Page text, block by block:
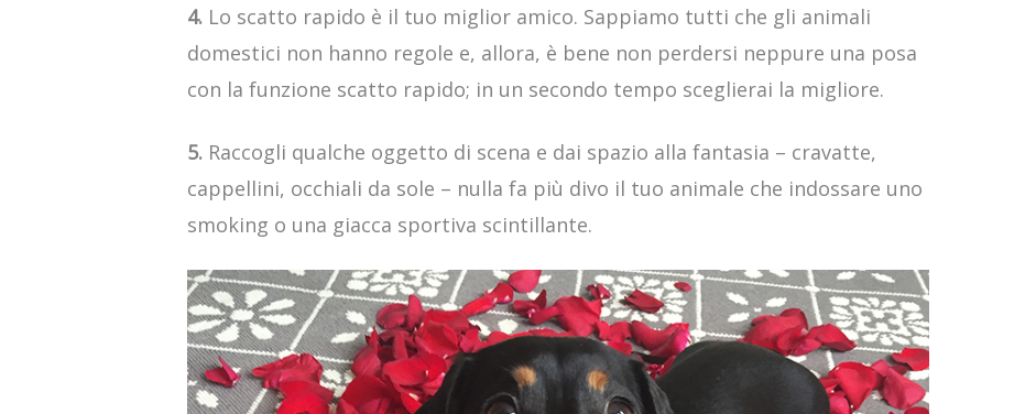
4. Lo scatto rapido è il tuo miglior amico. Sappiamo tutti che gli animali
domestici non hanno regole e, allora, è bene non perdersi neppure una posa
con la funzione scatto rapido; in un secondo tempo sceglierai la migliore.
5. Raccogli qualche oggetto di scena e dai spazio alla fantasia – cravatte,
cappellini, occhiali da sole – nulla fa più divo il tuo animale che indossare uno
smoking o una giacca sportiva scintillante.